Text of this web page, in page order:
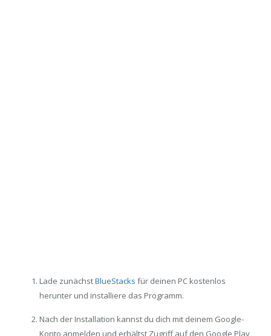
Lade zunächstBlueStacks für deinen PC kostenlos
herunter und installiere das Programm.
Nach der Installation kannst du dich mit deinem Google-
Konto anmelden und erhältst Zugriff auf den Google Play